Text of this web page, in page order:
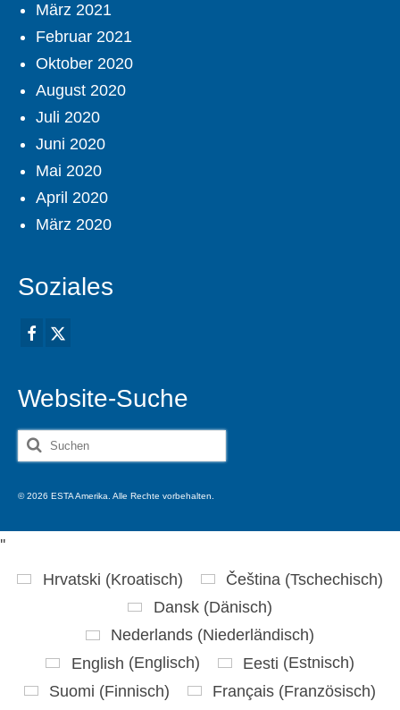
März 2021
Februar 2021
Oktober 2020
August 2020
Juli 2020
Juni 2020
Mai 2020
April 2020
März 2020
Soziales
Website-Suche
Suche
nach:
© 2026 ESTA Amerika. Alle Rechte vorbehalten.
''
Hrvatski (Kroatisch) Čeština (Tschechisch)
Dansk(Dänisch)
Nederlands (Niederländisch)
English (Englisch) Eesti (Estnisch)
Suomi (Finnisch) Français (Französisch)